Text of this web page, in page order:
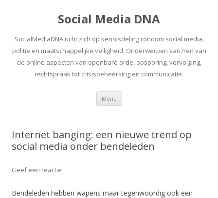
Social Media DNA
SocialMediaDNA richt zich op kennisdeling rondom social media,
politie en maatschappelijke veiligheid. Onderwerpen vari?ren van
de online aspecten van openbare orde, opsporing, vervolging,
rechtspraak tot crisisbeheersing en communicatie.
Menu Spring
inhoud
Internet banging: een nieuwe trend op
social media onder bendeleden
Geef een reactie
Bendeleden hebben wapens maar tegenwoordig ook een